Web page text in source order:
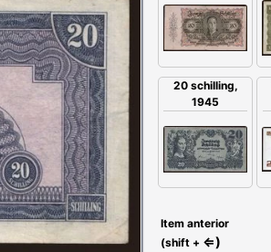
20 schilling,
1945
Item anterior
(shift + ⇐)